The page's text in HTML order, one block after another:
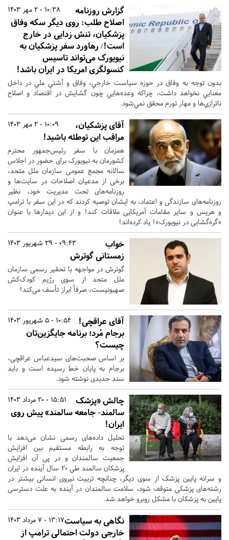
10:38 - 2 مهر 1403
گزارش روزنامه
اصلاح طلب: روی دیگر سکه وفاق
پزشکیان، تنش زدایی در خارج
است!/ رهاورد سفر پزشكيان به
نیویورک می‌تواند تاسيس
كنسولگری امريكا در ايران باشد!
بدون توجه به وفاق در حوزه سياست خارجي، وفاق و آشتي ملي در داخل
معنايي نخواهد داشت، چراكه وعده‌هايي چون گشايش در اقتصاد و اصلاح
ناترازي‌ها و مهار تورم محقق نمي‌شود.
10:09 - 2 مهر 1403
آقای پزشکیان،
مراقب این توطئه باشید!
همزمان با سفر رئیس‌جمهور محترم
کشورمان به نیویورک برای حضور در اجلاس
سالانه مجمع عمومی سازمان ملل متحد،
برخی از مدعیان اصلاحات در سایت‌ها و
روزنامه‌های تحت مدیریت خود، نظیر
روزنامه‌های سازندگی و اعتماد، به ایشان توصیه کردند که در این سفر با ترامپ
و هریس و سایر مقامات آمریکایی ملاقات کند! و از این دیدارها با عنوان
«‌گره‌گشایی در نیویورک‌»! یاد کرده‌اند!
09:43 - 29 شهریور 1403
خواب
زمستانی گوترش
گوترش در مواجهه با تحقیر رسمی سازمان
ملل متحد از سوی رژیم کودک‌کش
صهیونیست، صرفاً ابراز تأسف می‌کند!
10:54 - 5 شهریور 1403
آقای عراقچی!
برجام مُرد؛ برنامه جایگزین‌تان
چیست؟
بر اساس صحبت‌های سیدعباس عراقچی،
برجام به پایان خط رسیده است و باید
سند جدیدی نوشته شود.
15:51 - 20 مرداد 1403
چالش «پزشک
سالمند- جامعه سالمند» پیش روی
ایران!
تحلیل داده‌های رسمی نشان می‌دهد با
توجه به رابطه مستقیم بین افزایش
جمعیت سالمندان و در پی آن افزایش
پزشکان سالمند طی ۲۰ سال آینده در ایران
و سرانه پایین پزشک از سوی دیگر، چنانچه تربیت نیروی انسانی بیشتر در
رشته‌های پزشکی متوقف شود، سلامت سالمندان در آینده به علت دسترسی
پایین به پزشکان با مشکل روبرو خواهد شد.
13:17 - 7 مرداد 1403نگاهی به سیاست
خارجی دولت احتمالی ترامپ از